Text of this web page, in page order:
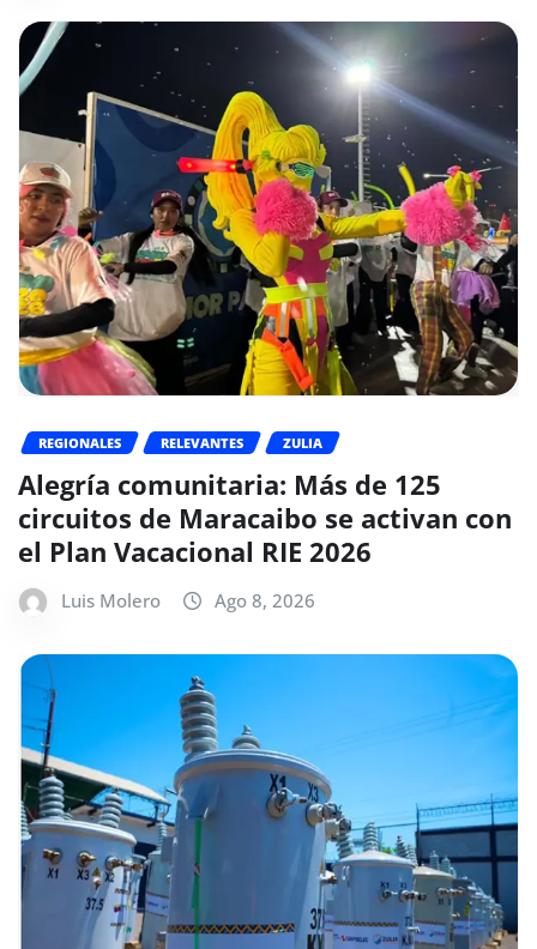
REGIONALES RELEVANTES ZULIA
Alegría comunitaria: Más de 125
circuitos de Maracaibo se activan con
el Plan Vacacional RIE 2026
Luis Molero Ago 8, 2026